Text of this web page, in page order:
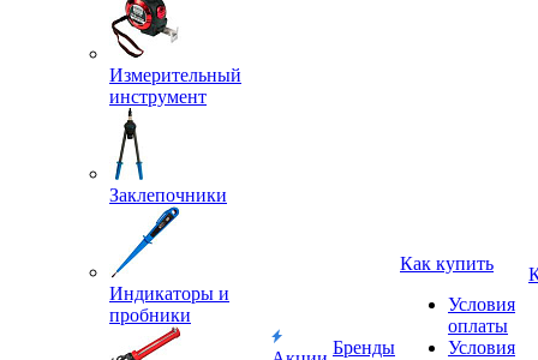
Измерительный
инструмент
Заклепочники
Индикаторы и
пробники
Бренды
Как купить
Условия
оплаты
Условия